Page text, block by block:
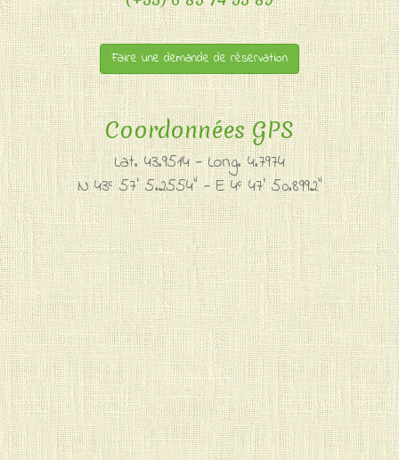
Faire une demande de réservation
Coordonnées GPS
Lat. 43.9514 - Long. 4.7974
N 43° 57' 5.2554" - E 4° 47' 50.8992"